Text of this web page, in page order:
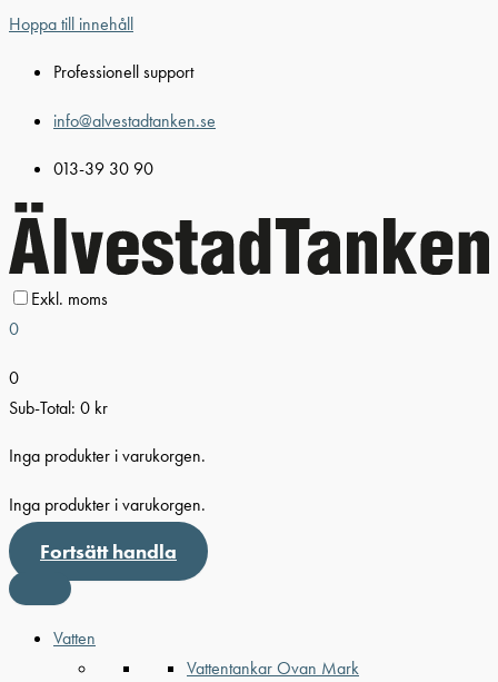
Hoppa till innehåll
Professionell support
info@alvestadtanken.se
013-39 30 90
Exkl. moms
0
0
Sub-Total: 0 kr
Inga produkter i varukorgen.
Inga produkter i varukorgen.
Fortsätt handla
Vatten
Vattentankar Ovan Mark